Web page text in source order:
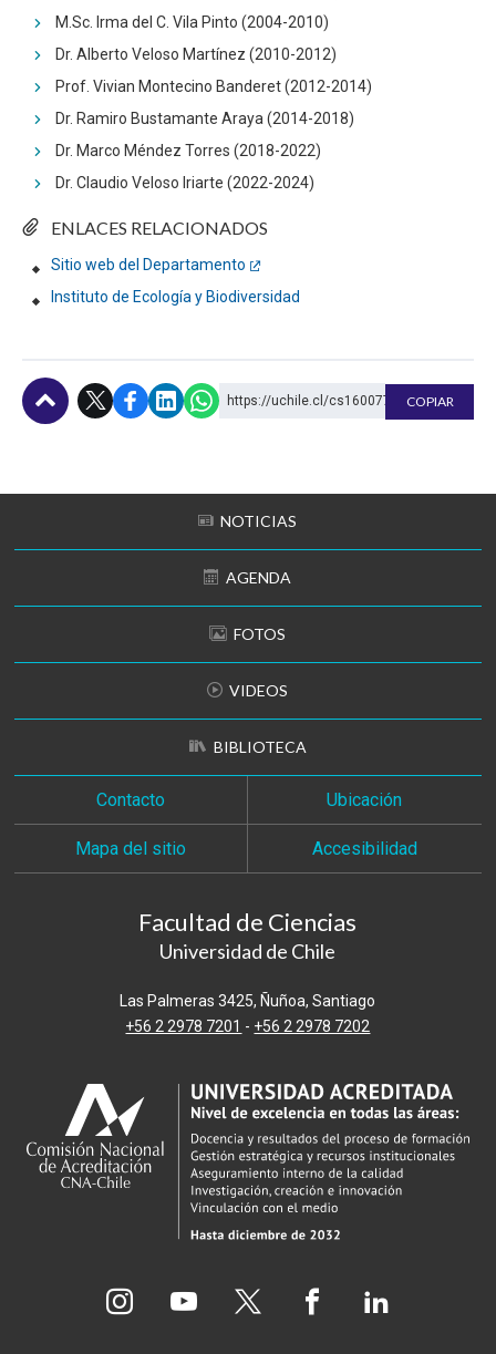
ENLACES RELACIONADOS
Sitio web del Departamento
Instituto de Ecología y Biodiversidad
M.Sc. Irma del C. Vila Pinto (2004-2010)
Dr. Alberto Veloso Martínez (2010-2012)
Prof. Vivian Montecino Banderet (2012-2014)
Dr. Ramiro Bustamante Araya (2014-2018)
Dr. Marco Méndez Torres (2018-2022)
Dr. Claudio Veloso Iriarte (2022-2024)
https://uchile.cl/cs160077 COPIAR
NOTICIAS
AGENDA
FOTOS
VIDEOS
BIBLIOTECA
Contacto Ubicación
Mapa del sitio Accesibilidad
Facultad de Ciencias
Universidad de Chile
Las Palmeras 3425, Ñuñoa, Santiago
+56 2 2978 7201 - +56 2 2978 7202